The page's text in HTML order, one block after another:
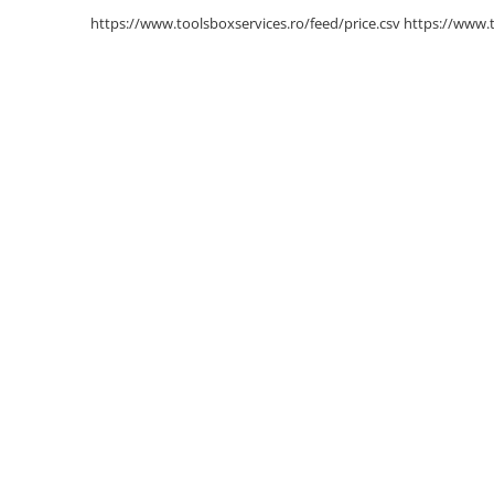
https://www.toolsboxservices.ro/feed/price.csv https://